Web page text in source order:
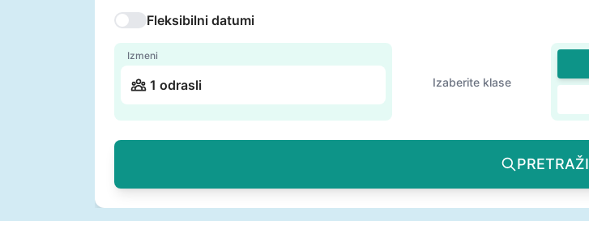
Fleksibilni datumi
Izmeni
1 odrasli Izaberite klase
PRETRAŽI